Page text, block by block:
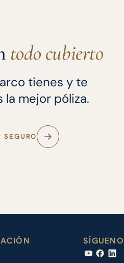
todo cubierto
tienes y te
mejor póliza.
SEGURO